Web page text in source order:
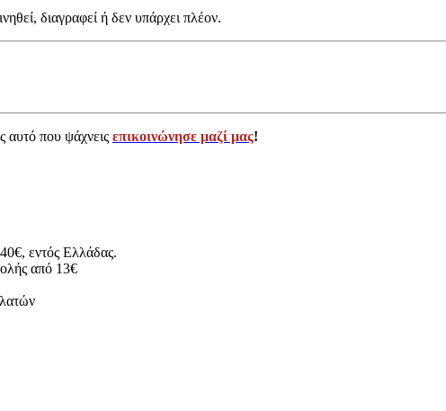
διαγραφεί ή δεν υπάρχει πλέον.
αυτό που ψάχνεις επικοινώνησε μαζί μας!
εντός Ελλάδας.
από 13€